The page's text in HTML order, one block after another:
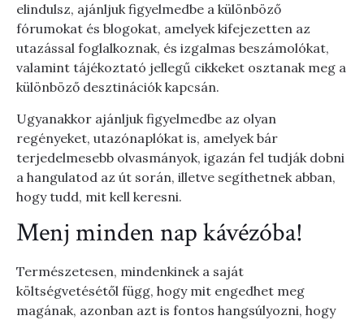
elindulsz, ajánljuk figyelmedbe a különböző
fórumokat és blogokat, amelyek kifejezetten az
utazással foglalkoznak, és izgalmas beszámolókat,
valamint tájékoztató jellegű cikkeket osztanak meg a
különböző desztinációk kapcsán.
Ugyanakkor ajánljuk figyelmedbe az olyan
regényeket, utazónaplókat is, amelyek bár
terjedelmesebb olvasmányok, igazán fel tudják dobni
a hangulatod az út során, illetve segíthetnek abban,
hogy tudd, mit kell keresni.
Menj minden nap kávézóba!
Természetesen, mindenkinek a saját
költségvetésétől függ, hogy mit engedhet meg
magának, azonban azt is fontos hangsúlyozni, hogy